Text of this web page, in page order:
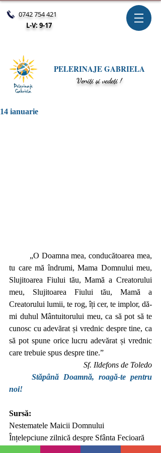
0742 754 421
L-V: 9-17
PELERINAJE GABRIELA
Veniți și vedeți !
14 ianuarie
tu care mă îndrumi, Mama Domnului meu,
Slujitoarea Fiului tău, Mamă a Creatorului
meu, Slujitoarea Fiului tău, Mamă a
Creatorului lumii, te rog, îți cer, te implor, dă-
mi duhul Mântuitorului meu, ca să pot să te
cunosc cu adevărat și vrednic despre tine, ca
să pot spune orice lucru adevărat și vrednic
care trebuie spus despre tine.”
Sf. Ildefons de Toledo
Stăpână Doamnă, roagă-te pentru
noi!
Sursă:
Nestematele Maicii Domnului
Înțelepciune zilnică despre Sfânta Fecioară